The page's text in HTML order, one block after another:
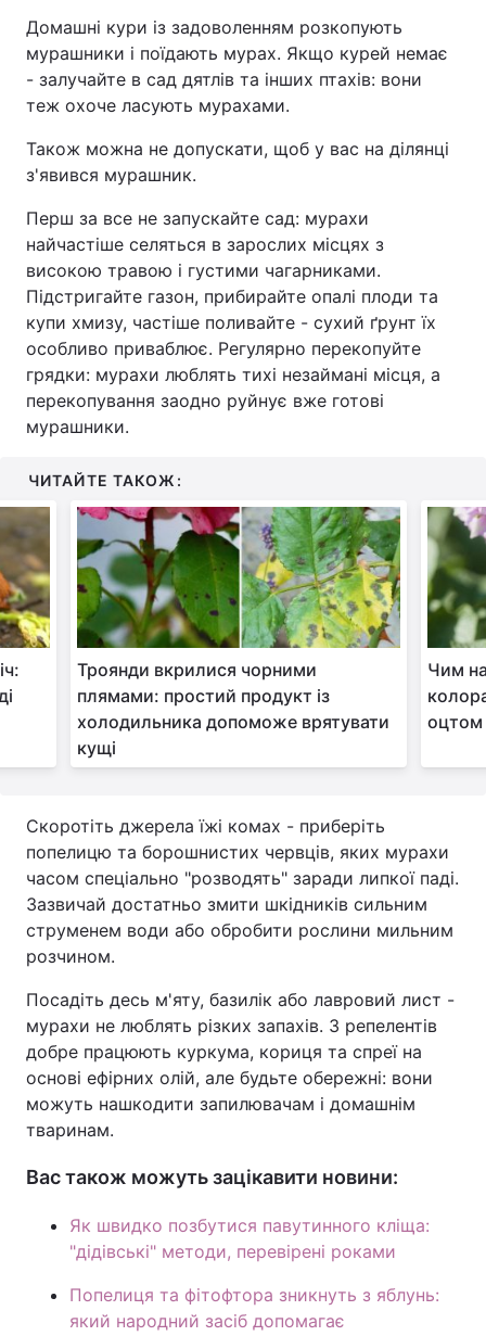
Домашні кури із задоволенням розкопують
мурашники і поїдають мурах. Якщо курей немає
- залучайте в сад дятлів та інших птахів: вони
теж охоче ласують мурахами.
Також можна не допускати, щоб у вас на ділянці
з'явився мурашник.
Перш за все не запускайте сад: мурахи
найчастіше селяться в зарослих місцях з
високою травою і густими чагарниками.
Підстригайте газон, прибирайте опалі плоди та
купи хмизу, частіше поливайте - сухий ґрунт їх
особливо приваблює. Регулярно перекопуйте
грядки: мурахи люблять тихі незаймані місця, а
перекопування заодно руйнує вже готові
мурашники.
ЧИТАЙТЕ ТАКОЖ:
Троянди вкрилися чорними
плямами: простий продукт із
холодильника допоможе врятувати
кущі
Чим
оцтом
Скоротіть джерела їжі комах - приберіть
попелицю та борошнистих червців, яких мурахи
часом спеціально "розводять" заради липкої паді.
Зазвичай достатньо змити шкідників сильним
струменем води або обробити рослини мильним
розчином.
Посадіть десь м'яту, базилік або лавровий лист -
мурахи не люблять різких запахів. З репелентів
добре працюють куркума, кориця та спреї на
основі ефірних олій, але будьте обережні: вони
можуть нашкодити запилювачам і домашнім
тваринам.
Вас також можуть зацікавити новини:
Як швидко позбутися павутинного кліща:
"дідівські" методи, перевірені роками
Попелиця та фітофтора зникнуть з яблунь:
який народний засіб допомагає